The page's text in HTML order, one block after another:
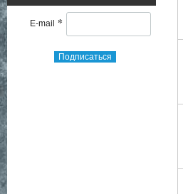
E-mail *
Подписаться